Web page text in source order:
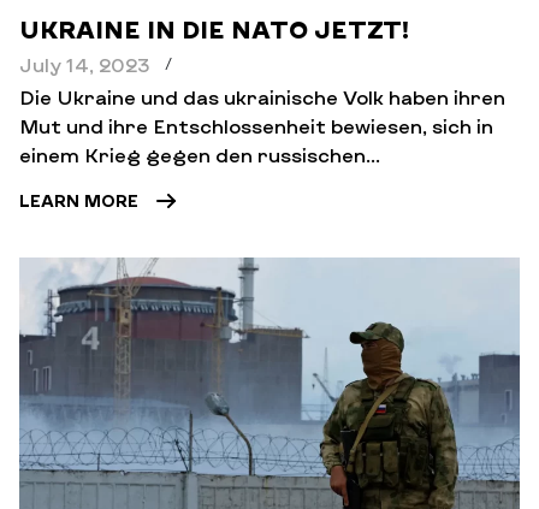
UKRAINE IN DIE NATO JETZT!
July 14, 2023 /
Die Ukraine und das ukrainische Volk haben ihren
Mut und ihre Entschlossenheit bewiesen, sich in
einem Krieg gegen den russischen...
LEARN MORE